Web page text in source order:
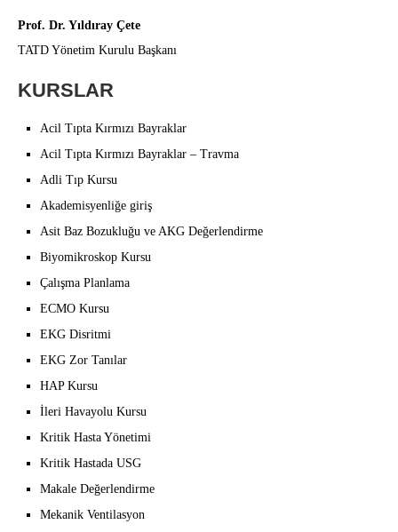
Prof. Dr. Yıldıray Çete
TATD Yönetim Kurulu Başkanı
KURSLAR
Acil Tıpta Kırmızı Bayraklar
Acil Tıpta Kırmızı Bayraklar – Travma
Adli Tıp Kursu
Akademisyenliğe giriş
Asit Baz Bozukluğu ve AKG Değerlendirme
Biyomikroskop Kursu
Çalışma Planlama
ECMO Kursu
EKG Disritmi
EKG Zor Tanılar
HAP Kursu
İleri Havayolu Kursu
Kritik Hasta Yönetimi
Kritik Hastada USG
Makale Değerlendirme
Mekanik Ventilasyon